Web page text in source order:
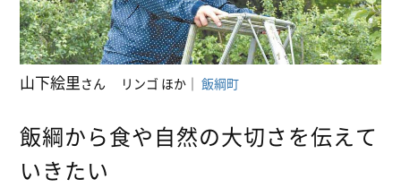
山下絵里さん リンゴ ほか ｜飯綱町
飯綱から食や自然の大切さを伝えて
いきたい